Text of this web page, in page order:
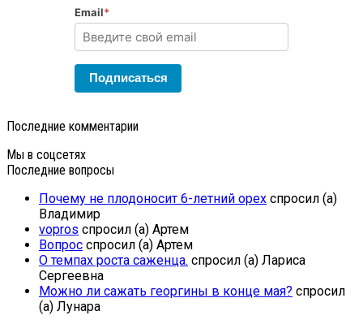
Email*
Подписаться
Последние комментарии
Мы в соцсетях
Последние вопросы
Почему не плодоносит 6-летний орех спросил (а)
Владимир
vopros спросил (а) Артем
Вопрос спросил (а) Артем
О темпах роста саженца. спросил (а) Лариса
Сергеевна
Можно ли сажать георгины в конце мая? спросил
(а) Лунара